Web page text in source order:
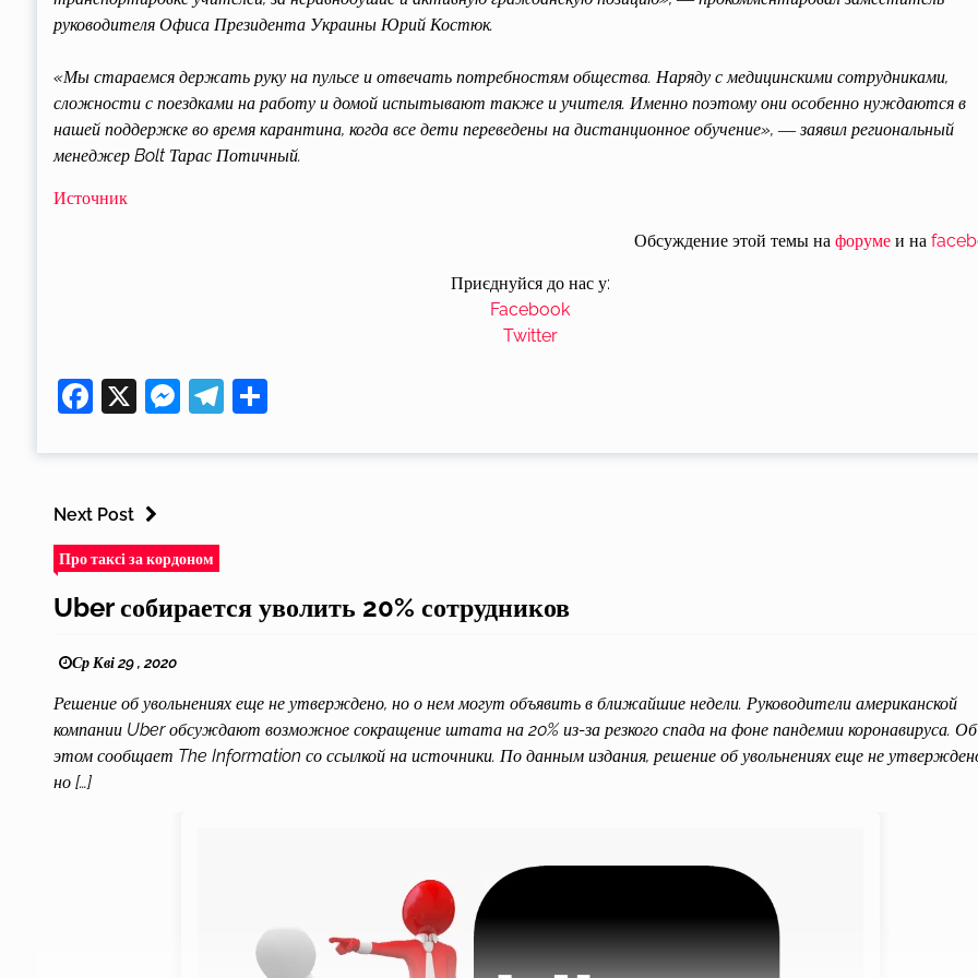
руководителя Офиса Президента Украины Юрий Костюк.
«Мы стараемся держать руку на пульсе и отвечать потребностям общества. Наряду с медицинскими сотрудниками,
сложности с поездками на работу и домой испытывают также и учителя. Именно поэтому они особенно нуждаются в
нашей поддержке во время карантина, когда все дети переведены на дистанционное обучение», ― заявил региональный
менеджер Bolt Тарас Потичный.
Источник
Обсуждение этой темы на форумеи на
Facebook
X Messenger
Telegram
Поділитися
Приєднуйся до нас у:
Facebook
Twitter
Next Post
Про таксі за кордоном
Uber собирается уволить 20% сотрудников
Ср Кві 29 , 2020
Решение об увольнениях еще не утверждено, но о нем могут объявить в ближайшие недели. Руководители американской
компании Uber обсуждают возможное сокращение штата на 20% из-за резкого спада на фоне пандемии коронавируса. Об
этом сообщает The Information со ссылкой на источники. По данным издания, решение об увольнениях еще не
но […]